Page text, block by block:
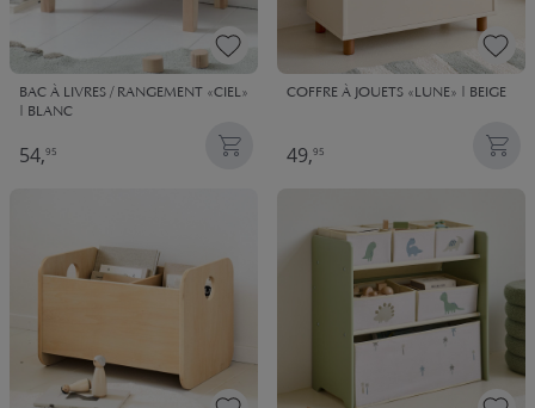
BAC À LIVRES / RANGEMENT «CIEL»
| BLANC
54,95
COFFRE À JOUETS «LUNE» | BEIGE
49,95